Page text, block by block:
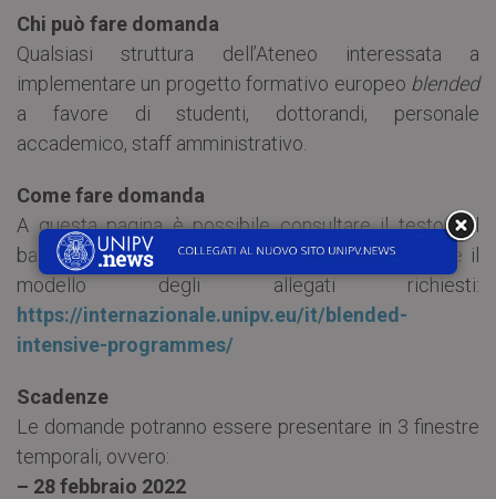
Chi può fare domanda
Qualsiasi struttura dell’Ateneo interessata a
implementare un progetto formativo europeo blended
a favore di studenti, dottorandi, personale
accademico, staff amministrativo.
Come fare domanda
A questa pagina è possibile consultare il testo del
bando, il link al modulo di candidatura e scaricare il
modello degli allegati richiesti:
https://internazionale.unipv.eu/it/blended-
intensive-programmes/
Scadenze
Le domande potranno essere presentare in 3 finestre
temporali, ovvero:
– 28 febbraio 2022